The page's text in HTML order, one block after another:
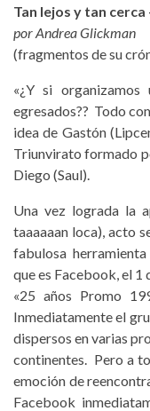
Tan lejos y tan
por Andrea Glickman
(fragmentos de su
«¿Y si
egresados?? Todo
idea de Gastón
Triunvirato formado
Diego (Saul).
Una vez lograda la
taaaaaan loca), acto
fabulosa
que es Facebook, el
«25 años Promo
Inmediatamente el
dispersos en varias
continentes. Pero a
emoción de
Facebook